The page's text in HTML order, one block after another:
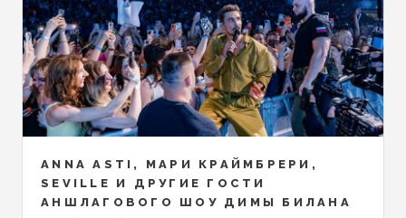
ANNA ASTI, МАРИ КРАЙМБРЕРИ,
SEVILLE И ДРУГИЕ ГОСТИ
АНШЛАГОВОГО ШОУ ДИМЫ БИЛАНА